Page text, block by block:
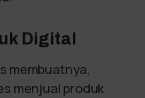
Digital
membuatnya,
menjual produk